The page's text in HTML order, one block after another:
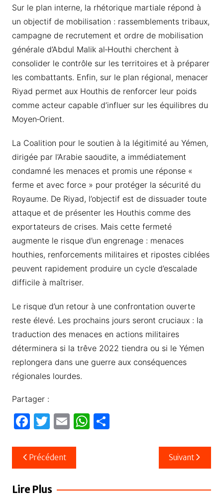
Sur le plan interne, la rhétorique martiale répond à
un objectif de mobilisation : rassemblements tribaux,
campagne de recrutement et ordre de mobilisation
générale d’Abdul Malik al‑Houthi cherchent à
consolider le contrôle sur les territoires et à préparer
les combattants. Enfin, sur le plan régional, menacer
Riyad permet aux Houthis de renforcer leur poids
comme acteur capable d’influer sur les équilibres du
Moyen‑Orient.
La Coalition pour le soutien à la légitimité au Yémen,
dirigée par l’Arabie saoudite, a immédiatement
condamné les menaces et promis une réponse «
ferme et avec force » pour protéger la sécurité du
Royaume. De Riyad, l’objectif est de dissuader toute
attaque et de présenter les Houthis comme des
exportateurs de crises. Mais cette fermeté
augmente le risque d’un engrenage : menaces
houthies, renforcements militaires et ripostes ciblées
peuvent rapidement produire un cycle d’escalade
difficile à maîtriser.
Le risque d’un retour à une confrontation ouverte
reste élevé. Les prochains jours seront cruciaux : la
traduction des menaces en actions militaires
déterminera si la trêve 2022 tiendra ou si le Yémen
replongera dans une guerre aux conséquences
régionales lourdes.
Partager :
F
c
e
b
T
itt
er
E
ail
W
A
P
er
Navigation
de
l’article
Précédent Suivant
Lire Plus